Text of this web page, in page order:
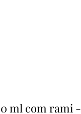
ml com rami -